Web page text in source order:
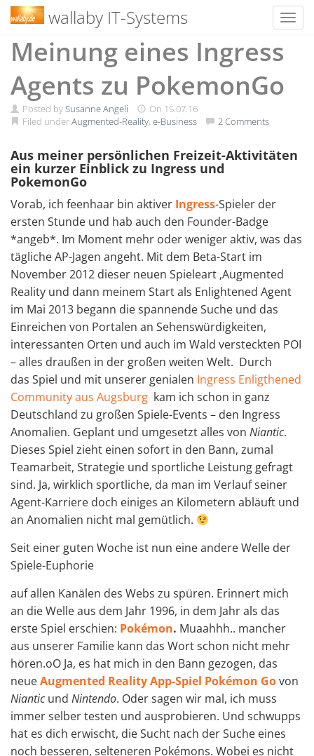
Skip
wallaby IT-Systems
Meinung eines Ingress
Agents zu PokemonGo
Posted bySusanne Angeli On 15.07.16
Filed underAugmented-Reality, e-Business 2 Comments
Aus meiner persönlichen Freizeit-Aktivitäten
ein kurzer Einblick zu Ingress und
PokemonGo
Vorab, ich feenhaar bin aktiver Ingress-Spieler der
ersten Stunde und hab auch den Founder-Badge
*angeb*. Im Moment mehr oder weniger aktiv, was das
tägliche AP-Jagen angeht. Mit dem Beta-Start im
November 2012 dieser neuen Spieleart ,Augmented
Reality und dann meinem Start als Enlightened Agent
im Mai 2013 begann die spannende Suche und das
Einreichen von Portalen an Sehenswürdigkeiten,
interessanten Orten und auch im Wald versteckten POI
– alles draußen in der großen weiten Welt. Durch
das Spiel und mit unserer genialen Ingress Enligthened
Community aus Augsburg kam ich schon in ganz
Deutschland zu großen Spiele-Events – den Ingress
Anomalien. Geplant und umgesetzt alles von Niantic.
Dieses Spiel zieht einen sofort in den Bann, zumal
Teamarbeit, Strategie und sportliche Leistung gefragt
sind. Ja, wirklich sportliche, da man im Verlauf seiner
Agent-Karriere doch einiges an Kilometern abläuft und
an Anomalien nicht mal gemütlich.
Seit einer guten Woche ist nun eine andere Welle der
Spiele-Euphorie
auf allen Kanälen des Webs zu spüren. Erinnert mich
an die Welle aus dem Jahr 1996, in dem Jahr als das
erste Spiel erschien: Pokémon. Muaahhh.. mancher
aus unserer Familie kann das Wort schon nicht mehr
hören.oO Ja, es hat mich in den Bann gezogen, das
neueAugmented Reality App-Spiel Pokémon Govon
Nianticund Nintendo. Oder sagen wir mal, ich muss
immer selber testen und ausprobieren. Und schwupps
hat es dich erwischt, die Sucht nach der Suche eines
noch besseren, selteneren Pokémons. Wobei es nicht